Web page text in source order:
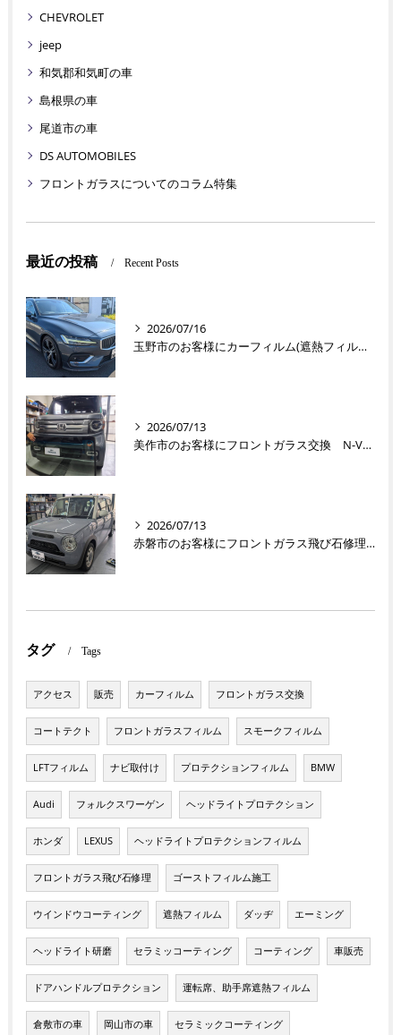
CHEVROLET
jeep
和気郡和気町の車
島根県の車
尾道市の車
DS AUTOMOBILES
フロントガラスについてのコラム特集
最近の投稿 Recent Posts
2026/07/16
玉野市のお客様にカーフィルム(遮熱フィルム) V60【nexus株式会社】
2026/07/13
美作市のお客様にフロントガラス交換 N-VAN【nexus株式会社】
2026/07/13
赤磐市のお客様にフロントガラス飛び石修理 ラパン【nexus株式会社】
タグ Tags
アクセス 販売 カーフィルム フロントガラス交換
コートテクト フロントガラスフィルム スモークフィルム
LFTフィルム ナビ取付け プロテクションフィルム BMW
Audi フォルクスワーゲン ヘッドライトプロテクション
ホンダ LEXUS ヘッドライトプロテクションフィルム
フロントガラス飛び石修理 ゴーストフィルム施工
ウインドウコーティング 遮熱フィルム ダッヂ エーミング
ヘッドライト研磨 セラミッコーティング コーティング 車販売
ドアハンドルプロテクション 運転席、助手席遮熱フィルム
倉敷市の車 岡山市の車 セラミックコーティング